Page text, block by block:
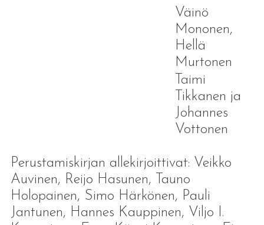
Väinö
Mononen,
Hellä
Murtonen
Taimi
Tikkanen ja
Johannes
Vottonen
Perustamiskirjan allekirjoittivat: Veikko
Auvinen, Reijo Hasunen, Tauno
Holopainen, Simo Härkönen, Pauli
Jantunen, Hannes Kauppinen, Viljo I.